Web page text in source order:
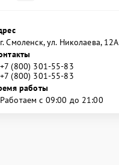
г. Смоленск, ул. Николаева, 12А
+7 (800) 301-55-83
+7 (800) 301-55-83
работы
Работаем с 09:00 до 21:00